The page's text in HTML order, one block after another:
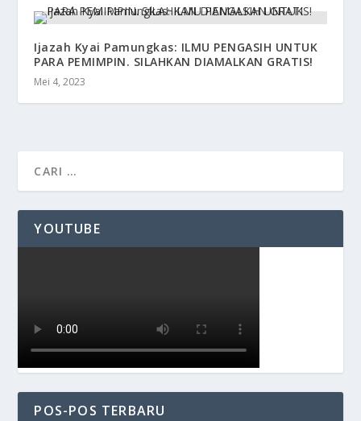
Ijazah Kyai Pamungkas: ILMU PENGASIH UNTUK
PARA PEMIMPIN. SILAHKAN DIAMALKAN GRATIS!
Mei 4, 2023
YOUTUBE
POS-POS TERBARU